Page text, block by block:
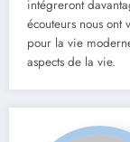
intégreront
écouteurs nous
pour la vie
aspects de la vie.